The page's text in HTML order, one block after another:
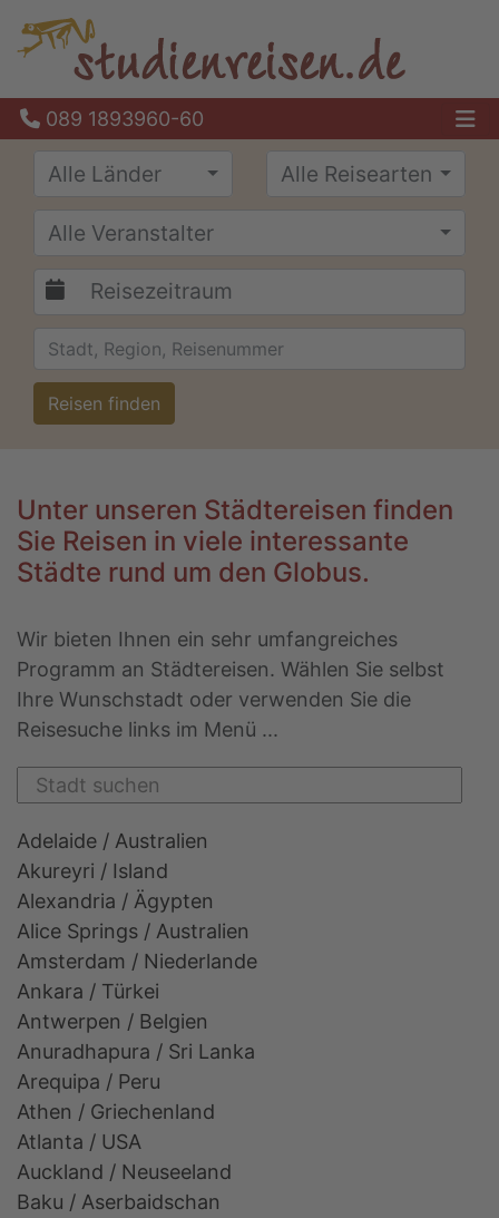
089 1893960-60
Alle Länder
Alle Reisearten
Alle Veranstalter
Reisen finden
Unter unseren Städtereisen finden
Sie Reisen in viele interessante
Städte rund um den Globus.
Wir bieten Ihnen ein sehr umfangreiches
Programm an Städtereisen. Wählen Sie selbst
Ihre Wunschstadt oder verwenden Sie die
Reisesuche links im Menü ...
Adelaide / Australien
Akureyri / Island
Alexandria / Ägypten
Alice Springs / Australien
Amsterdam / Niederlande
Ankara / Türkei
Antwerpen / Belgien
Anuradhapura / Sri Lanka
Arequipa / Peru
Athen / Griechenland
Atlanta / USA
Auckland / Neuseeland
Baku / Aserbaidschan